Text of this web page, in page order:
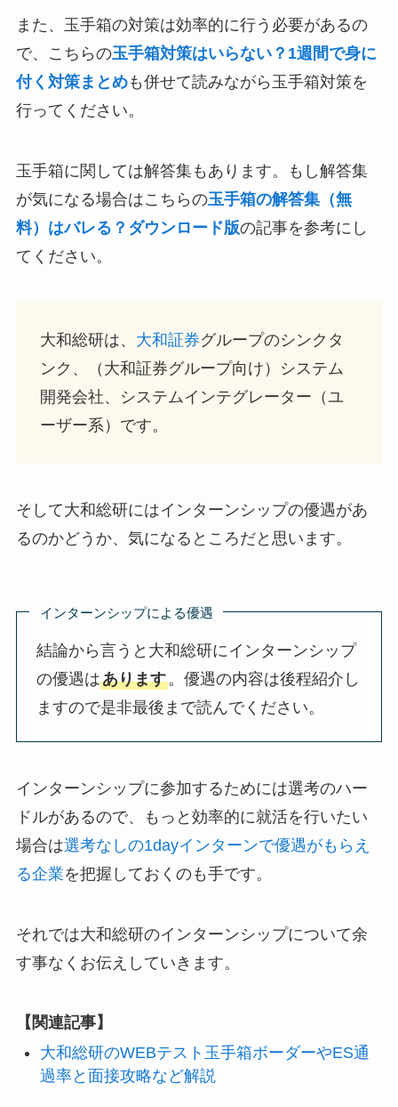
また、玉手箱の対策は効率的に行う必要があるの
で、こちらの玉手箱対策はいらない？1週間で身に
付く対策まとめも併せて読みながら玉手箱対策を
行ってください。
玉手箱に関しては解答集もあります。もし解答集
が気になる場合はこちらの玉手箱の解答集（無
料）はバレる？ダウンロード版の記事を参考にし
てください。
大和総研は、 大和証券グループのシンクタ
ンク、（大和証券グループ向け）システム
開発会社、システムインテグレーター（ユ
ーザー系）です。
そして大和総研にはインターンシップの優遇があ
るのかどうか、気になるところだと思います。
インターンシップによる優遇
結論から言うと大和総研にインターンシップ
の優遇はあります。優遇の内容は後程紹介し
ますので是非最後まで読んでください。
インターンシップに参加するためには選考のハー
ドルがあるので、もっと効率的に就活を行いたい
場合は選考なしの1dayインターンで優遇がもらえ
る企業を把握しておくのも手です。
それでは大和総研のインターンシップについて余
す事なくお伝えしていきます。
【関連記事】
大和総研のWEBテスト玉手箱ボーダーやES通
過率と面接攻略など解説